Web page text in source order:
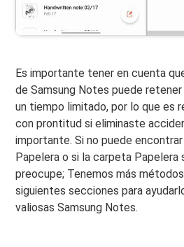
Es importante tener en cuenta
de Samsung Notes puede
un tiempo limitado, por lo que es
con prontitud si eliminaste
importante. Si no puede
Papelera o si la carpeta Papelera
preocupe; Tenemos más
siguientes secciones para
valiosas Samsung Notes.